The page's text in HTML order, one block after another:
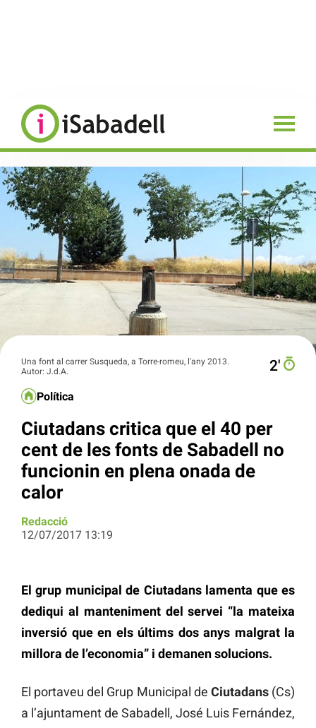
Una font al carrer Susqueda, a Torre-romeu, l'any 2013.
Autor: J.d.A.
2′
Política
Ciutadans critica que el 40 per
cent de les fonts de Sabadell no
funcionin en plena onada de
calor
Redacció
12/07/2017 13:19
El grup municipal de Ciutadans lamenta que es
dediqui al manteniment del servei “la mateixa
inversió que en els últims dos anys malgrat la
millora de l’economia” i demanen solucions.
El portaveu del Grup Municipal de Ciutadans(Cs)
a l’ajuntament de Sabadell, José Luis Fernández,